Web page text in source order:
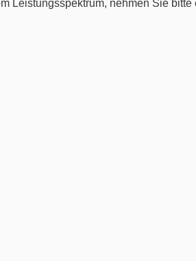
Leistungsspektrum, nehmen Sie bitte